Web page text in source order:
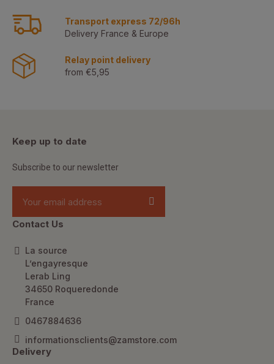
Transport express 72/96h
Delivery France & Europe
Relay point delivery
from €5,95
Keep up to date
Subscribe to our newsletter
Contact Us
La source
L’engayresque
Lerab Ling
34650 Roqueredonde
France
0467884636
informationsclients@zamstore.com
Delivery